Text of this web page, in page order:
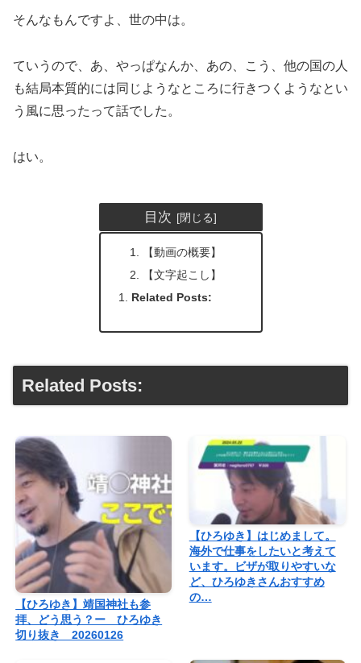
そんなもんですよ、世の中は。
ていうので、あ、やっぱなんか、あの、こう、他の国の人
も結局本質的には同じようなところに行きつくようなとい
う風に思ったって話でした。
はい。
目次
【動画の概要】
【文字起こし】
Related Posts:
Related Posts:
【ひろゆき】靖国神社も参
拝、どう思う？ー ひろゆき
切り抜き 20260126
【ひろゆき】はじめまして。
海外で仕事をしたいと考えて
います。ビザが取りやすいな
ど、ひろゆきさんおすすめ
の…